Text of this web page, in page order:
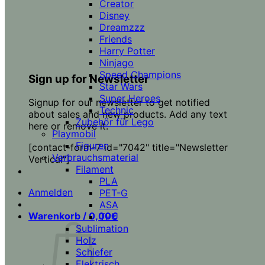
Sign up for Newsletter
Signup for our newsletter to get notified
about sales and new products. Add any text
here or remove it.
[contact-form-7 id="7042" title="Newsletter
Vertical"]
Anmelden
Warenkorb / 0,00€
Creator
Disney
Dreamzzz
Friends
Harry Potter
Ninjago
Speed Champions
Star Wars
Super Heroes
Technic
Zubehör für Lego
Playmobil
Figuren
Verbrauchsmaterial
Filament
PLA
PET-G
ASA
TPU
Sublimation
Holz
Schiefer